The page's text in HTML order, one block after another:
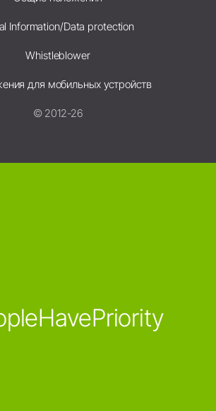
Information/Data protection
Whistleblower
для мобильных устройств
© 2012-26